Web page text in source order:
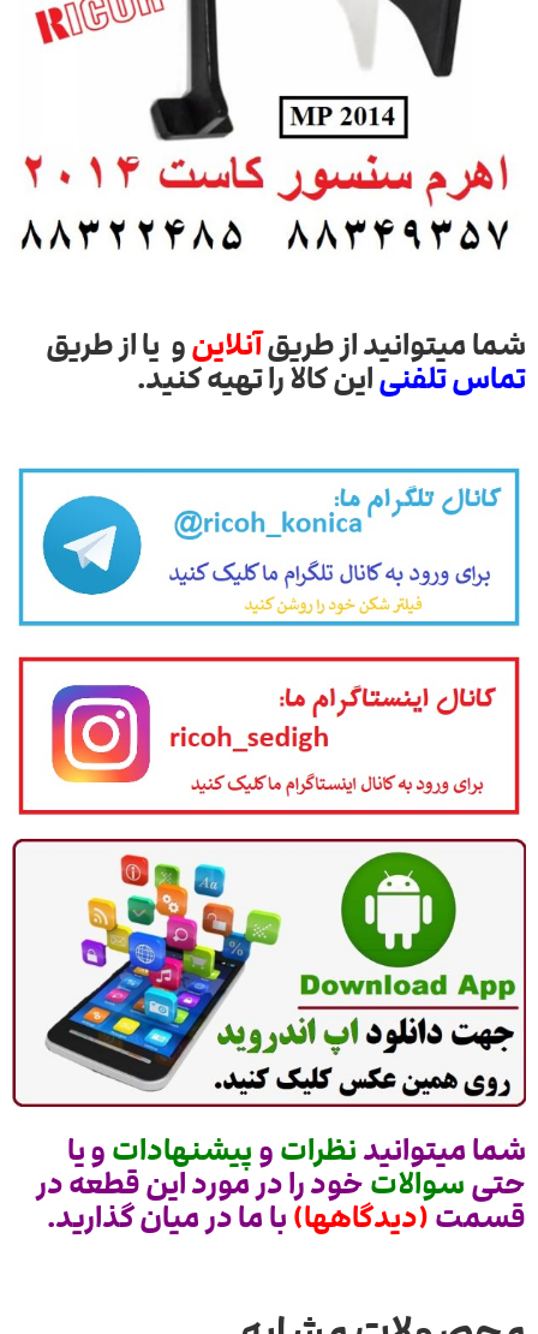
شما میتوانید از طریقآنلاینو یا از طریق
تماس تلفنیاین کالا را تهیه کنید.
شما میتوانیدنظراتوپیشنهاداتو یا
حتیسوالاتخود را در مورد این قطعه در
قسمت(دیدگاهها)با ما در میان گذارید.